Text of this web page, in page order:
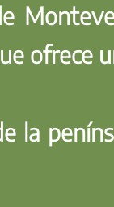
ofrece
la